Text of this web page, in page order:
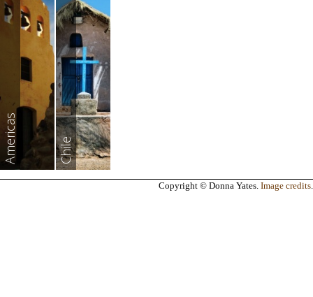
Americas Chile
Copyright © Donna Yates. Image credits